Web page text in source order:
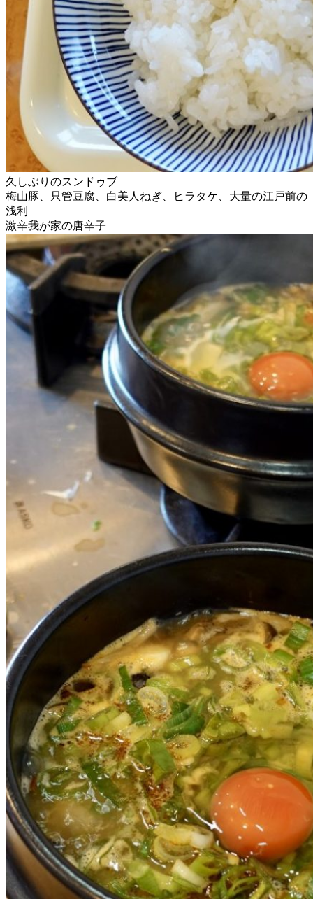
久しぶりのスンドゥブ
梅山豚、只管豆腐、白美人ねぎ、ヒラタケ、大量の江戸前の
浅利
激辛我が家の唐辛子